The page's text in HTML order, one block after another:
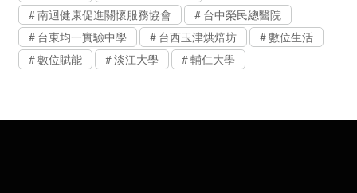
南迴健康促進關懷服務協會
台中榮民總醫院
台東均一實驗中學
台西玉津烘焙坊
數位生活
數位賦能
淡江大學 輔仁大學